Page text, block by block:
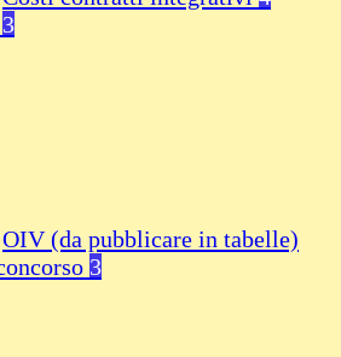
3
OIV (da pubblicare in tabelle)
3